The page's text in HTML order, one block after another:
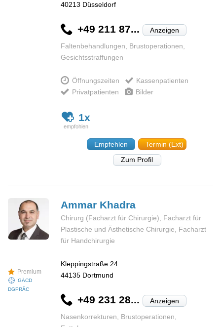
40213 Düsseldorf
+49 211 87... Anzeigen
Faltenbehandlungen, Brustoperationen,
Gesichtsstraffungen
Öffnungszeiten
Kassenpatienten
Privatpatienten
Bilder
1x
Empfehlen
Termin (Ext)
Zum Profil
Premium
GÄCD
DGPRÄC
Ammar Khadra
Chirurg (Facharzt für Chirurgie), Facharzt für
Plastische und Ästhetische Chirurgie, Facharzt
für Handchirurgie
Kleppingstraße 24
44135 Dortmund
+49 231 28... Anzeigen
Nasenkorrekturen, Brustoperationen,